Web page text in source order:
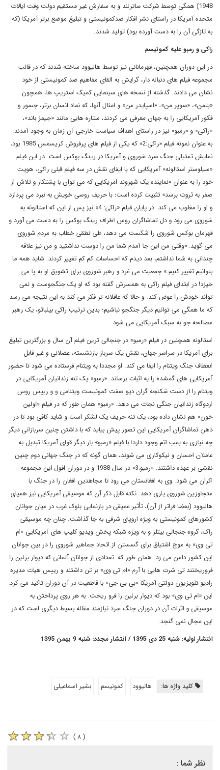
1948) همگی توسط شرکت ساترلند و به سفارش غیر مستقیم دولت وقت ایالات
متحده آمریکا در راستای نشر افکار ضدکمونیستی و تبلیغ موضع برتر آمریکا (که
به تازگی آن را به دست آورده بود) تولید شدند.
راکی و رمبو علیه کمونیسم
در این دوران همچنین، قهرمانانی نیز توسط هالیوود ساخته شدند که در قالب
مجموعه فیلم های دنباله دار، گرایش به القای مفاهیم ضد کمونیستی از خود
نشان می دادند. گذشته از نسخه های سینمایی کمیک استریپ ها، همچون
«بتمن»، «سوپر من»، «اسپایدر من» و امثال آنها، که نماد انسان برتر، جسور و
فکور آمریکایی را به جهان معرفی می کردند، ستاره هایی مانند «جیمز باند»،
«راکی» و «رمبو» نیز در راستای اهداف سیاست خارجی آن زمان به وجود آمدند.
به عنوان نمونه فیلم «راکی:2» که یکی از فیلم های پرفروش کریسمس 1985 بود،
نمایش تمثیلی جنگ سرد شوروی و آمریکا در رینگ بوکس است. در این فیلم
«سیلوستر استالونه» آمریکایی که با ایفای نقش در سه فیلم قبلی راکی، هویت
خود را به عنوان «نماینده یک شهروند امریکایی که می توان با پشتکار و تلاش از
صفر به ثروت برسد» تثبیت کرده است؛ با حریف روسی خویش به نبرد می پردازد
و او را مغلوب می کند. در پایان فیلم «راکی: 4» نیز پس از این که استالونه به
شوروی می رود و دل تماشاگران روس اطراف رینگ بوکس را به دست می آورد و
قهرمان بوکس شوروی را شکست می دهد، طی نطقی خطاب به مردم شوروی
می گوید: «وقتی من این جا آمدم شما من را دوست نداشتید و من نیز علاقه
چندانی به شما نداشتم، بعد دیدم که احساسات کم کم تغییر کردند. شاید همه ما
بتوانیم تغییر کنیم.» جمعیت می غرد و رهبر شوروی برای تشویق او به پا می
خیزد! در ابتدای فیلم راکی به همسرش گفته بود که او یک جنگجوست و نمی
تواند خودش را عوض کند. و حالا که عاقلانه تر فکر می کند به این نتیجه می رسد
که ما همگی می توانیم دیگر جنگجو نباشیم؛ بدین ترتیب راکی بیلبائو، یک رهبر
مصالحه جو به سبک آمریکایی می شود.
استالونه همچنین در فیلم «رمبو» در جنجالی ترین فیلم آن سال و بزرگترین تبلیغ
برای آمریکا در سراسر جهان، نقش یک سرباز بازنشسته، عضلانی و غیر قابل
انعطاف جنگ ویتنام را ایفا می کند. او مجددا به ویتنام فرستاده می شود تا حضور
آمریکایی های گمشده را به اثبات برساند. «رمبو» یک تنه زندانیان آمریکایی در
ویتنام را از دست شکنجه گران دیو صفت کمونیست ویتنامی و و رییس روس
اردوگاه زندانیان جنگی نجات می دهد. «رمبو» همان طور که در فیلم «اولین
خون» هم نشان داده بود، یک تنه حریف یک لشکر است و شاید کافی بود تا در
ذهن تماشاگران آمریکایی این تصور پیش بیاید که با داشتن چنین سربازانی دیگر
چه نیازی به بمب اتم وجود دارد! با فیلم «رمبو» بار دیگر قوای آمریکا تبدیل به
عاملان احسان و نیکوکاری می شوند، همان گونه که در جنگ جهانی دوم چنین
نقشی بر عهده داشتند. «رمبو:3» در سال 1988 و در دوران افول این مجموعه
اکران می شود. وی به افغانستان می رود تا مجاهدین افغان را در جنگ با
متجاوزین شوروی یاری دهد. نکته قابل ذکر آن که موسیقی آمریکایی نیز همپای
هالیوود (بعضا فراتر از آن)، تأثیر عمیقی در بازنمایی بلوک غرب در میان جوانان
کشورهای کمونیستی به ویژه اروپای شرقی به جا گذاشت. چنان چه موسیقی
راک، گروه جنجالی بیتلز و به ویژه شبکه پخش ویدیو کلیپ های آمریکایی «ام
تی وی» به موج اشتیاق برای گسستن از اتحاد جماهیر شوروی را در بین جوانان
این کشور دامن می زد. همان طور که تعدادی از جوانان آلمانی که دیوار برلین را
فروریختند تی شرت هایی با آرم «ام تی وی» بر تن داشتند و رییس هیات مدیره
رادیو تلویزیون دولتی آمریکا «بی بی جی» با قاطعیت در آن دوران تاکید می کرد:
این «ام تی وی» بود که دیوار برلین را فرو ریخت. به هر روی پرداختن به
موسیقی و اثرات آن در دوران جنگ سرد نیازمند مقاله بسیط دیگری است که در
این مجال نمی گنجد.
انتشار اولیه: شنبه 25 دی 1395 / انتشار مجدد: شنبه 9 بهمن 1395
کلید واژه ها: هالیوود کمونیسم بشیر اسماعیلی
( ۸ )
نظر شما :